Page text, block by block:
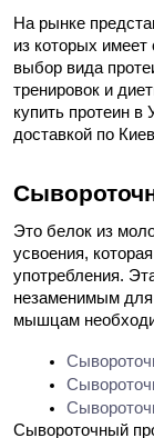
На рынке
из которых
выбор вида
тренировок и
купить протеин в
доставкой по
Это белок из
усвоения,
употребления.
незаменимым для
мышцам
Сывороточный